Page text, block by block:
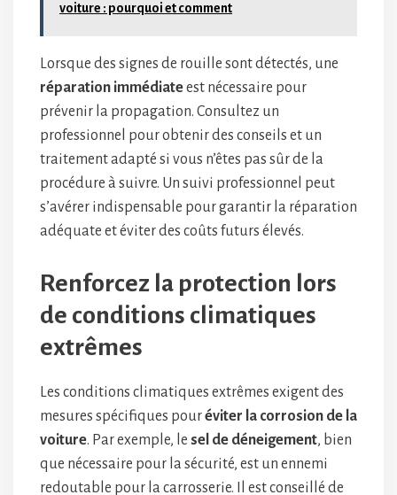
voiture : pourquoi et comment
Lorsque des signes de rouille sont détectés, une
réparation immédiateest nécessaire pour
prévenir la propagation. Consultez un
professionnel pour obtenir des conseils et un
traitement adapté si vous n’êtes pas sûr de la
procédure à suivre. Un suivi professionnel peut
s’avérer indispensable pour garantir la réparation
adéquate et éviter des coûts futurs élevés.
Renforcez la protection lors
de conditions climatiques
extrêmes
Les conditions climatiques extrêmes exigent des
mesures spécifiques pouréviter la corrosion de la
voiture. Par exemple, le sel de déneigement, bien
que nécessaire pour la sécurité, est un ennemi
redoutable pour la carrosserie. Il est conseillé de